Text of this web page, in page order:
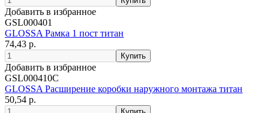
Добавить в избранное
GSL000401
GLOSSA Рамка 1 пост титан
74,43 р.
Добавить в избранное
GSL000410C
GLOSSA Расширение коробки наружного монтажа титан
50,54 р.